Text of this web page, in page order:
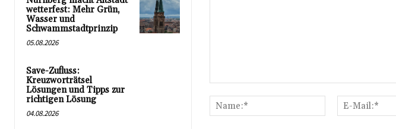
wetterfest: Mehr Grün,
Wasser und
Schwammstadtprinzip
05.08.2026
Save-Zufluss:
Kreuzworträtsel
Lösungen und Tipps zur
richtigen Lösung
04.08.2026
Name:*